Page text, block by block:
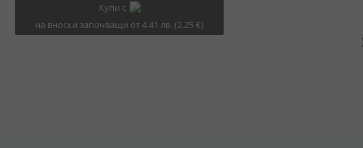
Купи с
на вноски започващи от 4.41 лв. (2.25 €)